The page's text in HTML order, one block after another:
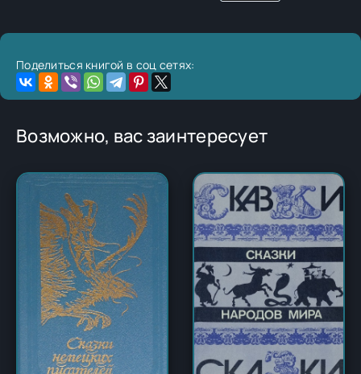
Поделиться книгой в соц сетях:
Возможно, вас заинтересует